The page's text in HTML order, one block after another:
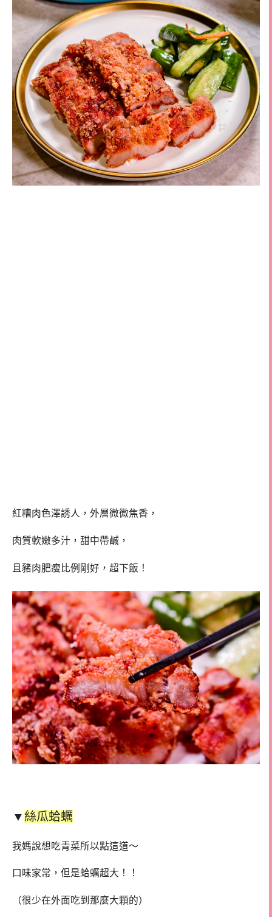
紅糟肉色澤誘人，外層微微焦香，
肉質軟嫩多汁，甜中帶鹹，
且豬肉肥瘦比例剛好，超下飯！
▼ 絲瓜蛤蠣
我媽說想吃青菜所以點這道～
口味家常，但是蛤蠣超大！！
（很少在外面吃到那麼大顆的）